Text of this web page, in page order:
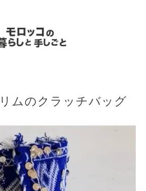
ムのクラッチバッグ